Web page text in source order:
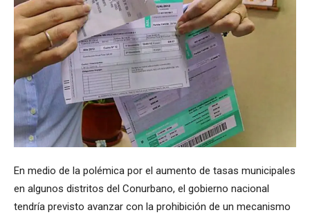
En medio de la polémica por el aumento de tasas municipales
en algunos distritos del Conurbano, el gobierno nacional
tendría previsto avanzar con la prohibición de un mecanismo